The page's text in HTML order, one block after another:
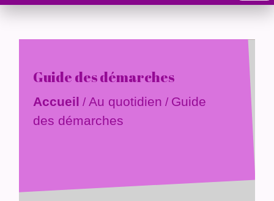
Guide des démarches
Accueil / Au quotidien / Guide
des démarches